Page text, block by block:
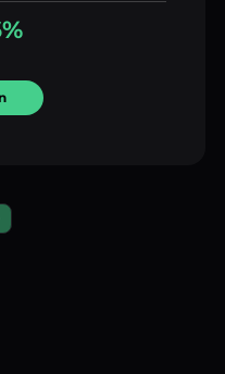
slide
slide